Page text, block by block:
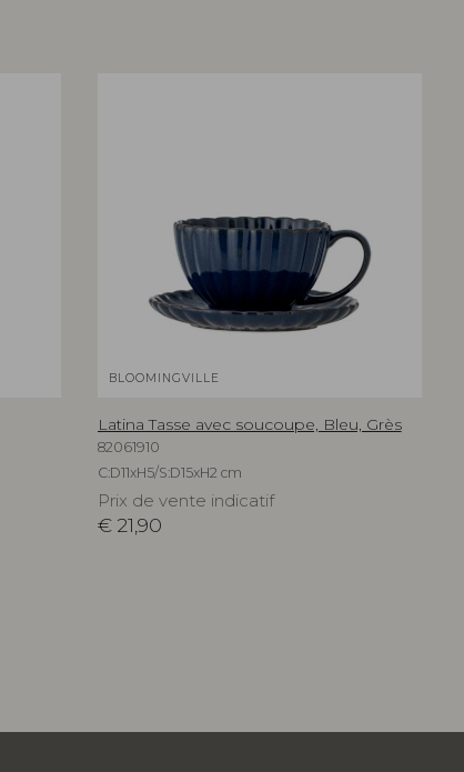
BLOOMINGVILLE
Latina Tasse avec soucoupe, Bleu, Grès
82061910
C:D11xH5/S:D15xH2 cm
Prix de vente indicatif
€ 21,90